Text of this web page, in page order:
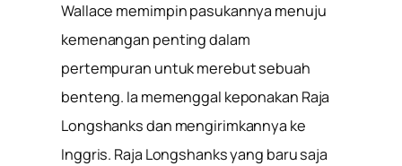
Wallace memimpin pasukannya menuju
kemenangan penting dalam
pertempuran untuk merebut sebuah
benteng. Ia memenggal keponakan Raja
Longshanks dan mengirimkannya ke
Inggris. Raja Longshanks yang baru saja